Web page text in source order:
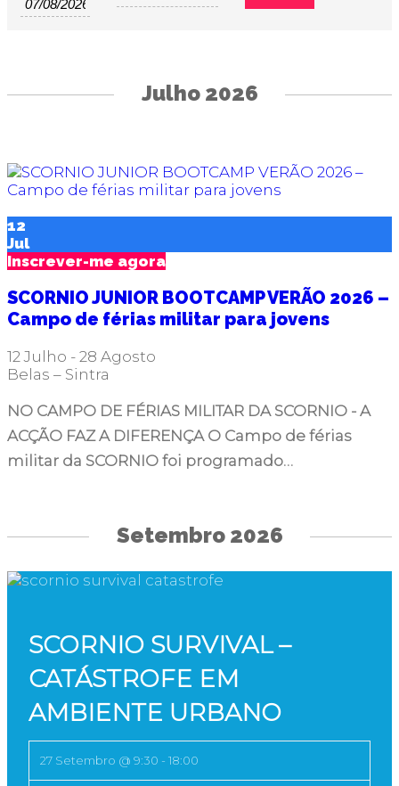
Julho 2026
12
Jul
Inscrever-me agora
SCORNIO JUNIOR BOOTCAMP VERÃO 2026 –
Campo de férias militar para jovens
12 Julho - 28 Agosto
Belas – Sintra
NO CAMPO DE FÉRIAS MILITAR DA SCORNIO - A
ACÇÃO FAZ A DIFERENÇA O Campo de férias
militar da SCORNIO foi programado…
Setembro 2026
SCORNIO SURVIVAL –
CATÁSTROFE EM
AMBIENTE URBANO
27 Setembro @ 9:30 - 18:00